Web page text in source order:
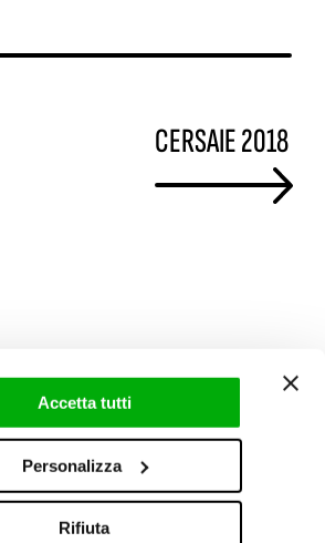
Accetta tutti
Personalizza
Rifiuta
CERSAIE 2018